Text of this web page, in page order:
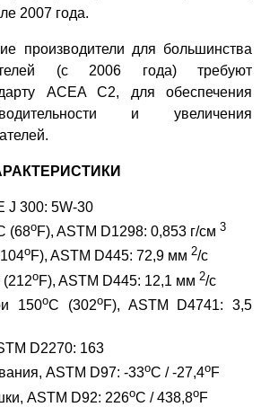
2007 года.
производители для большинства
(с 2006 года) требуют
ACEA C2, для обеспечения
и увеличения
J 300: 5W-30
(68oF), ASTM D1298: 0,853 г/см 3
oF), ASTM D445: 72,9 мм 2/с
(212oF), ASTM D445: 12,1 мм 2/с
150oC (302oF), ASTM D4741: 3,5
D2270: 163
ASTM D97: -33oC / -27,4oF
ASTM D92: 226oC / 438,8oF